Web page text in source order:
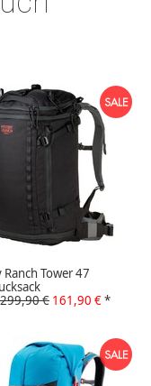
Tower 47
€ 161,90 €*